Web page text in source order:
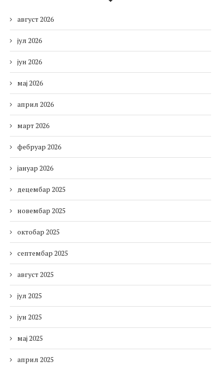
август 2026
јул 2026
јун 2026
мај 2026
април 2026
март 2026
фебруар 2026
јануар 2026
децембар 2025
новембар 2025
октобар 2025
септембар 2025
август 2025
јул 2025
јун 2025
мај 2025
април 2025